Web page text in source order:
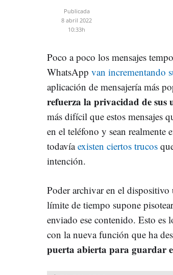
Publicada
8 abril 2022
10:33h
Poco a poco los mensajes
WhatsApp van incrementando
aplicación de mensajería más
refuerza la privacidad de sus
más difícil que estos mensajes
en el teléfono y sean realmente
todavíaexisten ciertos trucos
intención.
Poder archivar en el
límite de tiempo supone
enviado ese contenido. Esto es
con la nueva función que ha
puerta abierta para guardar